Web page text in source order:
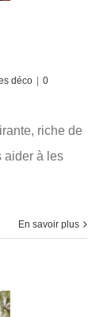
déco
0
riche de
aider à les
En savoir plus